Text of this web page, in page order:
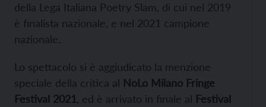
della Lega Italiana Poetry Slam, di cui nel 2019
è finalista nazionale, e nel 2021 campione
nazionale.
Lo spettacolo si è aggiudicato la menzione
speciale della critica al NoLo Milano Fringe
Festival 2021 , ed è arrivato in finale al Festival